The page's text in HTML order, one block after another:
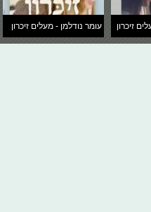
זיכרון עומר נודלמן - מעלים זיכרון